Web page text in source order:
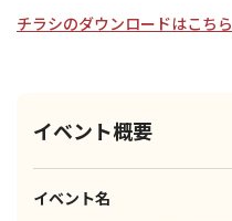
チラシのダウンロードはこちら
イベント概要
イベント名